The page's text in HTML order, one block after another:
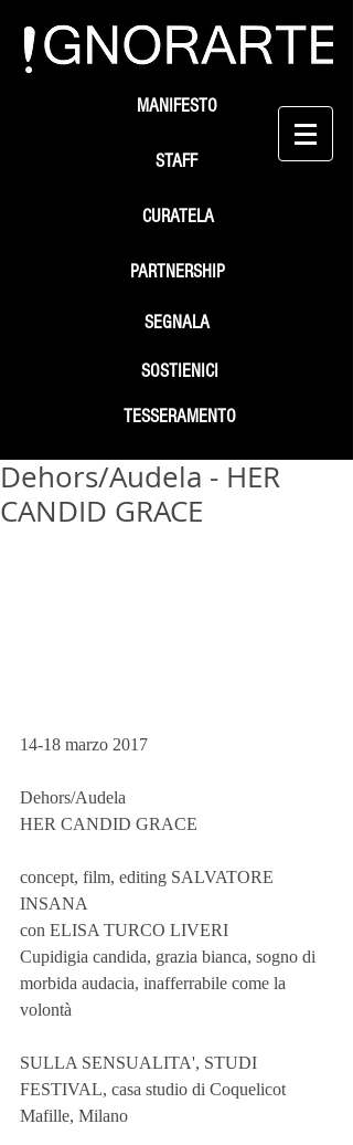
STAFF
SEGNALA
SOSTIENICI
MANIFESTO
PARTNERSHIP
TESSERAMENTO
CURATELA
Dehors/Audela - HER
CANDID GRACE
14-18 marzo 2017
Dehors/Audela
HER CANDID GRACE
concept, film, editing SALVATORE
INSANA
con ELISA TURCO LIVERI
Cupidigia candida, grazia bianca, sogno di
morbida audacia, inafferrabile come la
volontà
SULLA SENSUALITA', STUDI
FESTIVAL, casa studio di Coquelicot
Mafille, Milano